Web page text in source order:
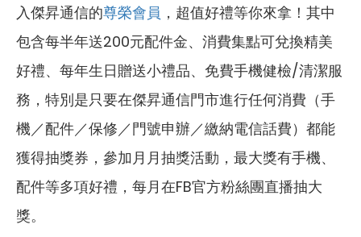
入傑昇通信的尊榮會員 ，超值好禮等你來拿！其中
包含每半年送200元配件金、消費集點可兌換精美
好禮、每年生日贈送小禮品、免費手機健檢/清潔服
務，特別是只要在傑昇通信門市進行任何消費（手
機／配件／保修／門號申辦／繳納電信話費）都能
獲得抽獎券，參加月月抽獎活動，最大獎有手機、
配件等多項好禮，每月在FB官方粉絲團直播抽大
獎。